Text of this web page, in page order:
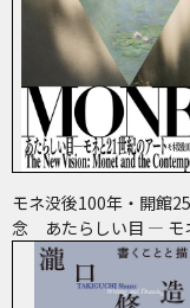
モネ没後100年・開館
念 あたらしい目 ― モ
世紀のアート